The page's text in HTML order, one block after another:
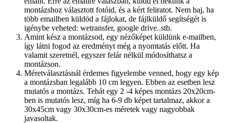
montázshoz választott fotóid, és a kért feliratot. Nem baj, ha
több emailben küldöd a fájlokat, de fájlküldő segítségét is
igénybe veheted: wetransfer, google drive..stb.
Amint kész a montázsod, egy nézőképet küldünk e-mailben,
így látni fogod az eredményt még a nyomtatás előtt. Ha
valamit szeretnél, egyszer felár nélkül módosíthatsz a
montázson.
Méretválasztásnál érdemes figyelembe venned, hogy egy kép
a montázsban legalább 10 cm legyen. Ebben az esetben lesz
mutatós a montázs. Tehát egy 2 -4 képes montázs 20x20cm-
ben is mutatós lesz, míg ha 6-9 db képet tartalmaz, akkor a
30x45cm vagy 30x30cm-es méretek vagy nagyobbak
javasoltak.